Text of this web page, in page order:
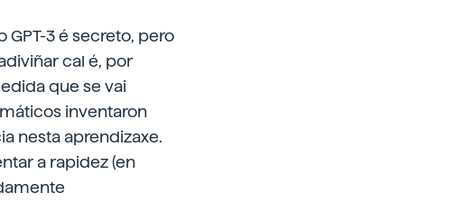
3 é secreto, pero
cal é, por
que se vai
inventaron
nesta aprendizaxe.
a rapidez (en